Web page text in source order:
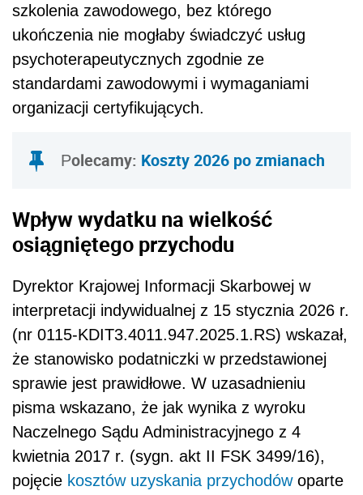
szkolenia zawodowego, bez którego
ukończenia nie mogłaby świadczyć usług
psychoterapeutycznych zgodnie ze
standardami zawodowymi i wymaganiami
organizacji certyfikujących.
Polecamy: Koszty 2026 po zmianach
Wpływ wydatku na wielkość
osiągniętego przychodu
Dyrektor Krajowej Informacji Skarbowej w
interpretacji indywidualnej z 15 stycznia 2026 r.
(nr 0115-KDIT3.4011.947.2025.1.RS) wskazał,
że stanowisko podatniczki w przedstawionej
sprawie jest prawidłowe. W uzasadnieniu
pisma wskazano, że jak wynika z wyroku
Naczelnego Sądu Administracyjnego z 4
kwietnia 2017 r. (sygn. akt II FSK 3499/16),
pojęcie kosztów uzyskania przychodówoparte